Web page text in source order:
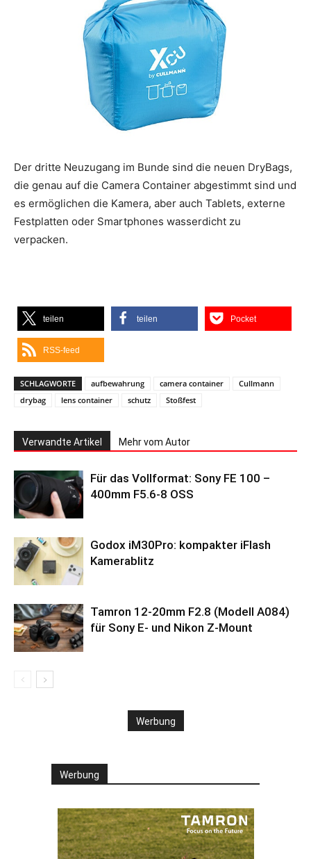
Der dritte Neuzugang im Bunde sind die neuen DryBags,
die genau auf die Camera Container abgestimmt sind und
es ermöglichen die Kamera, aber auch Tablets, externe
Festplatten oder Smartphones wasserdicht zu
verpacken.
teilen teilen Pocket
RSS-feed
SCHLAGWORTE aufbewahrung camera container
Cullmann
drybag
lens container schutz Stoßfest
Verwandte Artikel Mehr vom Autor
Für das Vollformat: Sony FE 100 –
400mm F5.6-8 OSS
Godox iM30Pro: kompakter iFlash
Kamerablitz
Tamron 12-20mm F2.8 (Modell A084)
für Sony E- und Nikon Z-Mount
Werbung
Werbung